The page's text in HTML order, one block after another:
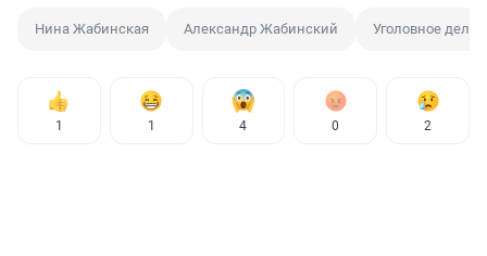
Нина Жабинская Александр Жабинский Уголовное дело
1 1 4 0 2